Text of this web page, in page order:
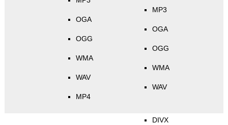
OGA
OGG
WMA
WAV
MP4
MP3
OGA
OGG
WMA
WAV
DIVX